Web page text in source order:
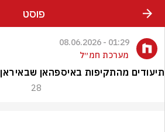
פוסט
01:29 - 08.06.2026
מערכת חמ״ל
תיעודים מהתקיפות באיספהאן שבאיראן
28